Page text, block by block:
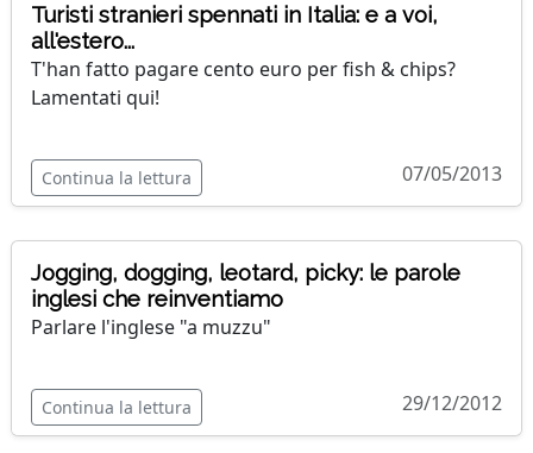
Turisti stranieri spennati in Italia: e a voi,
all'estero...
T'han fatto pagare cento euro per fish & chips?
Lamentati qui!
Continua la lettura 07/05/2013
Jogging, dogging, leotard, picky: le parole
inglesi che reinventiamo
Parlare l'inglese "a muzzu"
Continua la lettura 29/12/2012